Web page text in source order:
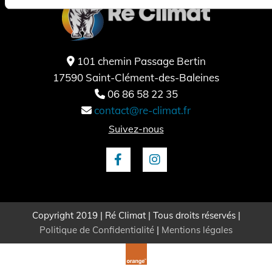
 101 chemin Passage Bertin
17590 Saint-Clément-des-Baleines
 06 86 58 22 35
 contact@re-climat.fr
Suivez-nous
Copyright 2019 | Ré Climat | Tous droits réservés |
Politique de Confidentialité | Mentions légales